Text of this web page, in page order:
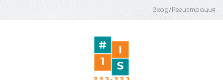
Вход/Регистрация